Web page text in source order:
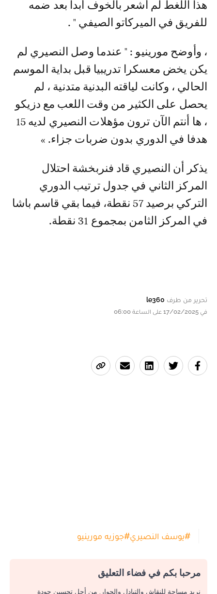
للفريق في الميركاتو الصيفي " .
يكن يخض معسكرا تدريبيا قبل بداية الموسم
الحالي ، وكانت لياقته البدنية متدنية ، لم
يحصل على الكثير من وقت اللعب مع دزيكو
، ها أنتم الآن ترون مؤهلات النصيري لديه 15
هدفا في الدوري بدون ضربات جزاء. »
المركز الثاني في جدول ترتيب الدوري
التركي برصيد 57 نقطة، فيما بقي قاسم باشا
في المركز الثامن بمجموع 31 نقطة.
في 17/02/2025 على الساعة 06:00
نريد مساحة للنقاش والتبادل والحوار. من أجل تحسين جودة
التبادلات بموجب مقالاتنا، بالإضافة إلى تجربة مساهمتك، ندعوك